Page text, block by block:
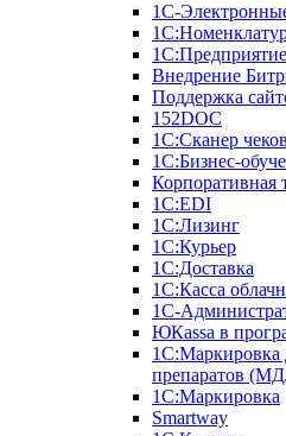
1С-
Внедрение
Поддержка
152DOC
1С:Сканер чеков
1С:Бизнес-
Корпоративная
1С:ЕDI
1С:Лизинг
1С:Курьер
1С:Доставка
1С:Касса
1С-
ЮКаssа в
1С:Маркировка
препаратов
1С:Маркировка
Smartway